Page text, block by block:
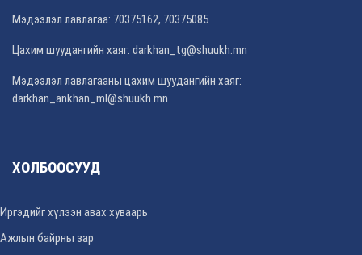
Мэдээлэл лавлагаа: 70375162, 70375085
Цахим шуудангийн хаяг: darkhan_tg@shuukh.mn
Мэдээлэл лавлагааны цахим шуудангийн хаяг:
darkhan_ankhan_ml@shuukh.mn
ХОЛБООСУУД
Иргэдийг хүлээн авах хуваарь
Ажлын байрны зар